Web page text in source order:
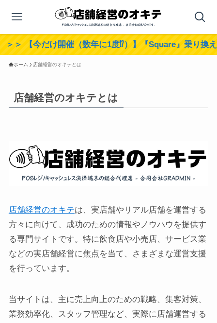
【今だけ開催（数年に1度⁉︎）】『Square』乗り換えキャ
ホーム 店舗経営のオキテとは
店舗経営のオキテとは
店舗経営のオキテは、実店舗やリアル店舗を運営する
方々に向けて、成功のための情報やノウハウを提供す
る専門サイトです。特に飲食店や小売店、サービス業
などの実店舗経営に焦点を当て、さまざまな運営支援
を行っています。
当サイトは、主に売上向上のための戦略、集客対策、
業務効率化、スタッフ管理など、実際に店舗運営する